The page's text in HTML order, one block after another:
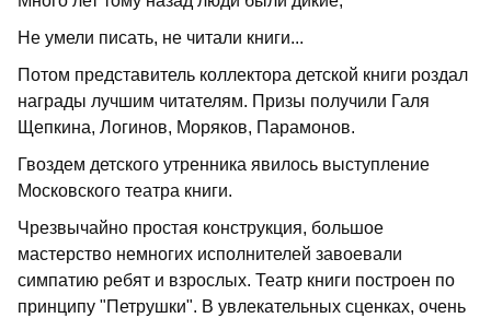
Не умели писать, не читали книги...
Потом представитель коллектора детской книги роздал
награды лучшим читателям. Призы получили Галя
Щепкина, Логинов, Моряков, Парамонов.
Гвоздем детского утренника явилось выступление
Московского театра книги.
Чрезвычайно простая конструкция, большое
мастерство немногих исполнителей завоевали
симпатию ребят и взрослых. Театр книги построен по
принципу "Петрушки". В увлекательных сценках, очень